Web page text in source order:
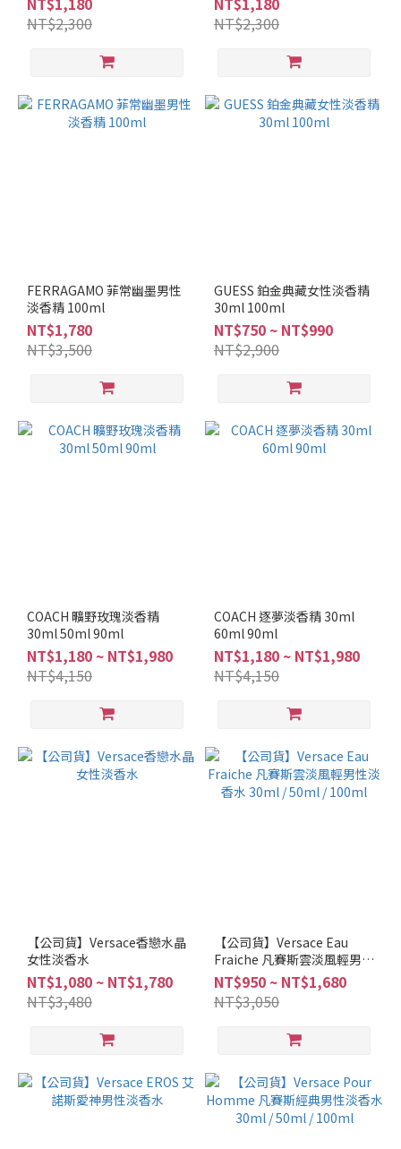
NT$2,300
NT$2,300
FERRAGAMO 菲常幽墨男性
淡香精 100ml
NT$1,780
NT$3,500
GUESS 鉑金典藏女性淡香精
30ml 100ml
NT$750 ~ NT$990
NT$2,900
COACH 曠野玫瑰淡香精
30ml 50ml 90ml
NT$1,180 ~ NT$1,980
NT$4,150
COACH 逐夢淡香精 30ml
60ml 90ml
NT$1,180 ~ NT$1,980
NT$4,150
【公司貨】Versace香戀水晶
女性淡香水
NT$1,080 ~ NT$1,780
NT$3,480
【公司貨】Versace Eau
Fraiche 凡賽斯雲淡風輕男性
淡香水 30ml / 50ml / 100ml
NT$950 ~ NT$1,680
NT$3,050